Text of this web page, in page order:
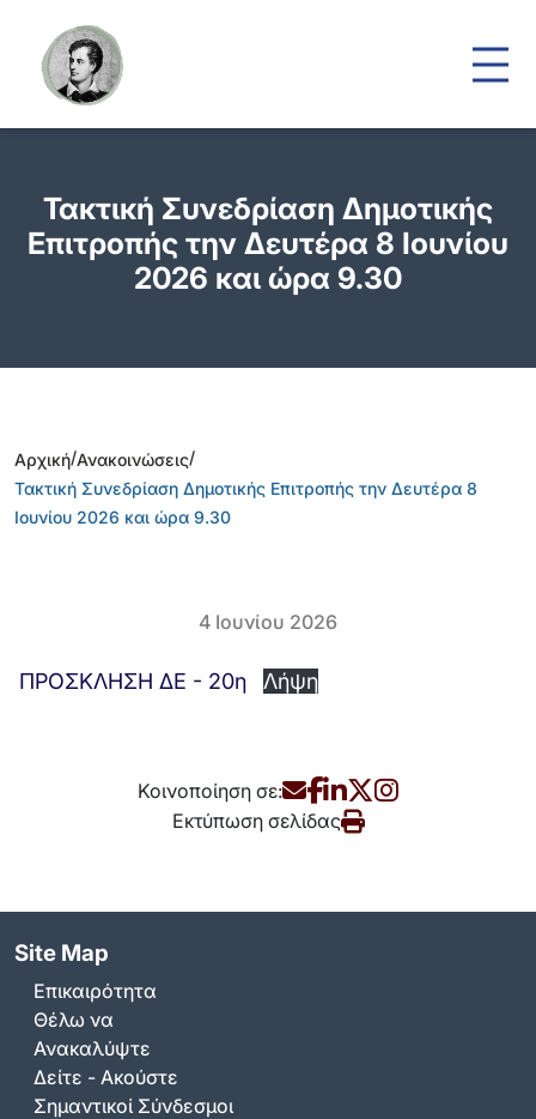
Τακτική Συνεδρίαση Δημοτικής
Επιτροπής την Δευτέρα 8 Ιουνίου
2026 και ώρα 9.30
Αρχική/Ανακοινώσεις/
Τακτική Συνεδρίαση Δημοτικής Επιτροπής την Δευτέρα 8
Ιουνίου 2026 και ώρα 9.30
4 Ιουνίου 2026
ΠΡΟΣΚΛΗΣΗ ΔΕ - 20η Λήψη
Κοινοποίηση σε:
Εκτύπωση σελίδας
Site Map
Επικαιρότητα
Θέλω να
Ανακαλύψτε
Δείτε - Ακούστε
Σημαντικοί Σύνδεσμοι